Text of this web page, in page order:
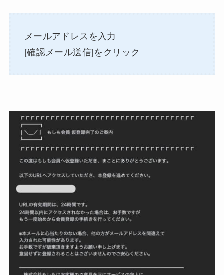
メールアドレスを入力
[確認メール送信]をクリック